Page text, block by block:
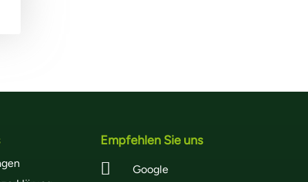
Empfehlen Sie uns

Google